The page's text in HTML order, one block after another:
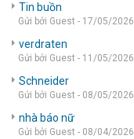
Tin buồn
Gửi bởi Guest - 17/05/2026
verdraten
Gửi bởi Guest - 11/05/2026
Schneider
Gửi bởi Guest - 08/05/2026
nhà báo nữ
Gửi bởi Guest - 08/04/2026